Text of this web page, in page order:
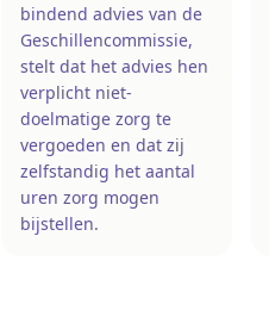
bindend advies van de
Geschillencommissie,
stelt dat het advies hen
verplicht niet-
doelmatige zorg te
vergoeden en dat zij
zelfstandig het aantal
uren zorg mogen
bijstellen.